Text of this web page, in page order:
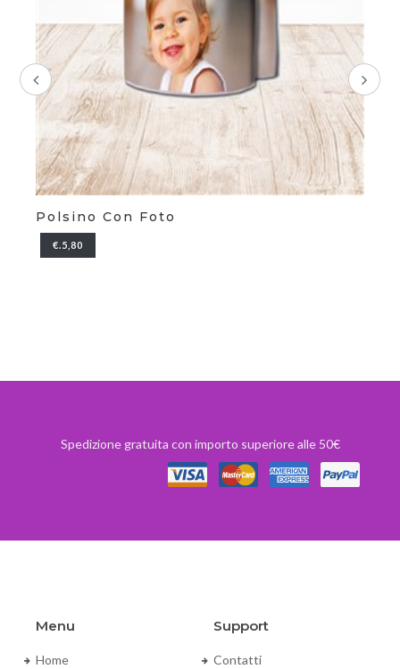
Polsino Con Foto
€.5,80
Spedizione gratuita con importo superiore alle 50€
Menu
Home
Support
Contatti